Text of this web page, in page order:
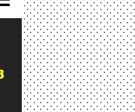
Nº 151
Febrero
2026